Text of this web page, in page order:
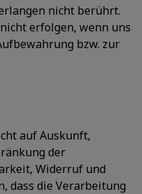
nicht berührt.
erfolgen, wenn uns
bzw. zur
auf Auskunft,
der
Widerruf und
dass die Verarbeitung